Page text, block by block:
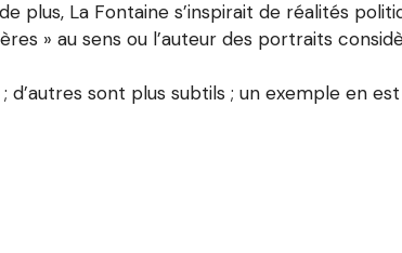
plus, La Fontaine s’inspirait de réalités
» au sens ou l’auteur des portraits
d’autres sont plus subtils ; un exemple en